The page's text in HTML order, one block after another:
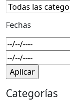
Fechas
Categorías